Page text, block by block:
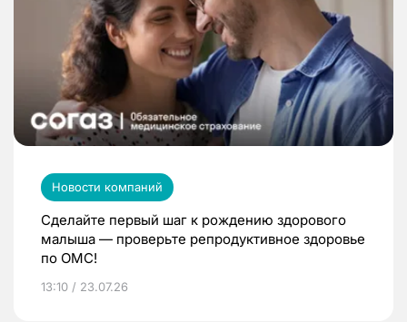
Новости компаний
Сделайте первый шаг к рождению здорового
малыша — проверьте репродуктивное здоровье
по ОМС!
13:10 / 23.07.26